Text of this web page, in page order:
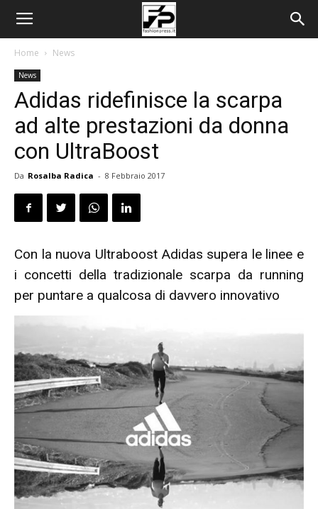
Home News
News
Adidas ridefinisce la scarpa
ad alte prestazioni da donna
con UltraBoost
Da Rosalba Radica - 8 Febbraio 2017
Con la nuova Ultraboost Adidas supera le linee e
i concetti della tradizionale scarpa da running
per puntare a qualcosa di davvero innovativo